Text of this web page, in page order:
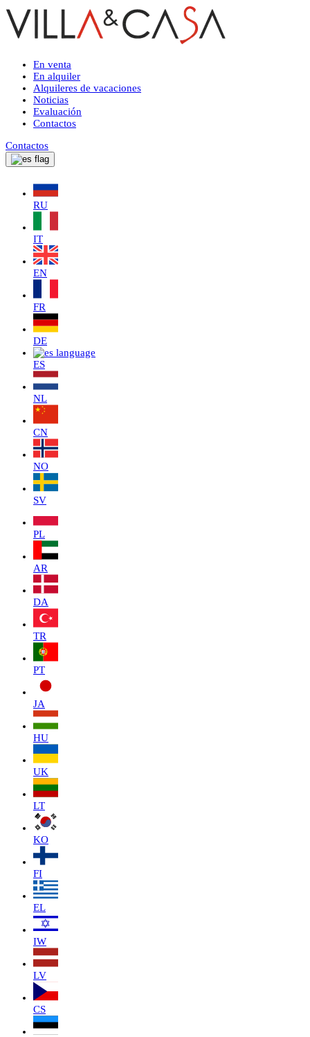
En venta
En alquiler
Alquileres de vacaciones
Noticias
Evaluación
Contactos
Contactos
RU
IT
EN
FR
DE
ES
NL
CN
NO
SV
PL
AR
DA
TR
PT
JA
HU
UK
LT
KO
FI
EL
IW
LV
CS